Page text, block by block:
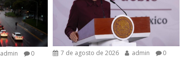
admin 0 7 de agosto de 2026 admin 0